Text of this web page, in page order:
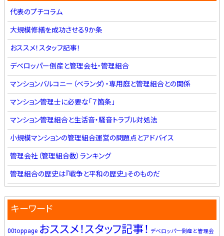
代表のプチコラム
大規模修繕を成功させる9か条
おススメ！スタッフ記事！
デベロッパー倒産と管理会社・管理組合
マンションバルコニー（ベランダ）・専用庭と管理組合との関係
マンション管理士に必要な「７箇条」
マンション管理組合と生活音・騒音トラブル対処法
小規模マンションの管理組合運営の問題点とアドバイス
管理会社（管理組合数）ランキング
管理組合の歴史は『戦争と平和の歴史』そのものだ
キーワード
00toppage おススメ！スタッフ記事！ デベロッパー倒産と管理会